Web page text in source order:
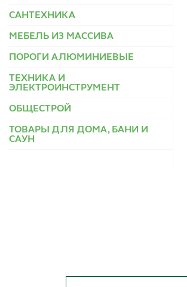
САНТЕХНИКА
МЕБЕЛЬ ИЗ МАССИВА
ПОРОГИ АЛЮМИНИЕВЫЕ
ТЕХНИКА И
ЭЛЕКТРОИНСТРУМЕНТ
ОБЩЕСТРОЙ
ТОВАРЫ ДЛЯ ДОМА, БАНИ И
САУН